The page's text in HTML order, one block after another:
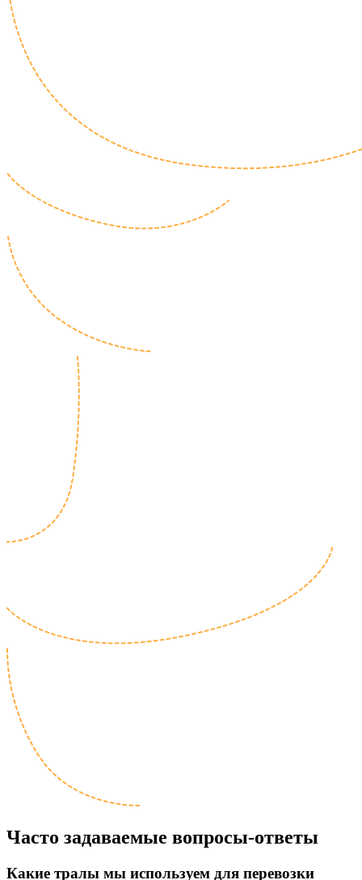
Часто задаваемые вопросы-ответы
Какие тралы мы используем для перевозки